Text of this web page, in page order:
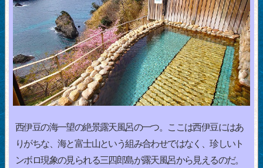
西伊豆の海一望の絶景露天風呂の一つ。ここは西伊豆にはあ
りがちな、海と富士山という組み合わせではなく、珍しいト
ンボロ現象の見られる三四郎島が露天風呂から見えるのだ。